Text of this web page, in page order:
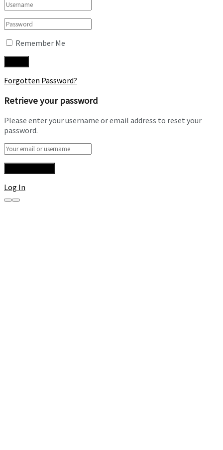
Remember Me
Forgotten Password?
Retrieve your password
Please enter your username or email address to reset your
password.
Log In